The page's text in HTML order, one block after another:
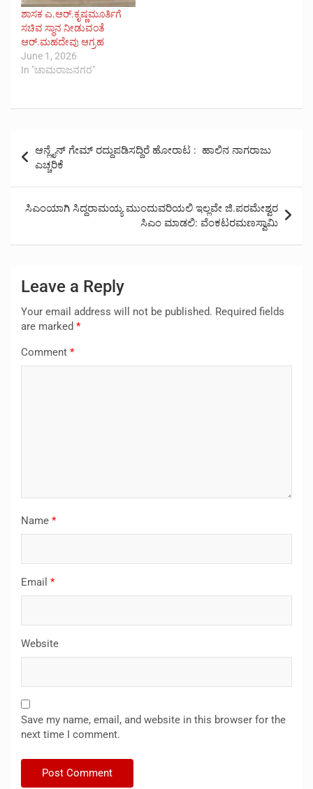
ಶಾಸಕ ಎ.ಆರ್.ಕೃಷ್ಣಮೂರ್ತಿಗೆ
ಸಚಿವ ಸ್ಥಾನ ನೀಡುವಂತೆ
ಆ‌ರ್.ಮಹದೇವು ಆಗ್ರಹ
June 1, 2026
In "ಚಾಮರಾಜನಗರ"
navigation
ಆನ್ಲೈನ್ ಗೇಮ್ ರದ್ದುಪಡಿಸದ್ದಿರೆ ಹೋರಾಟ : ಹಾಲಿನ ನಾಗರಾಜು
ಎಚ್ಚರಿಕೆ
ಸಿಎಂಯಾಗಿ ಸಿದ್ದರಾಮಯ್ಯ ಮುಂದುವರಿಯಲಿ ಇಲ್ಲವೇ ಜಿ.ಪರಮೇಶ್ವರ
ಸಿಎಂ ಮಾಡಲಿ: ವೆಂಕಟರಮಣಸ್ವಾಮಿ
Leave a Reply
Your email address will not be published. Required fields
are marked *
Comment *
Name *
Email *
Website
Save my name, email, and website in this browser for the
next time I comment.